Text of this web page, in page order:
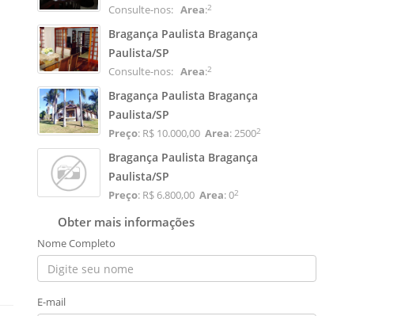
Consulte-nos: Area:2
Bragança Paulista Bragança
Paulista/SP
Consulte-nos: Area:2
Bragança Paulista Bragança
Paulista/SP
Preço: R$ 10.000,00 Area: 25002
Bragança Paulista Bragança
Paulista/SP
Preço: R$ 6.800,00 Area: 02
Obter mais informações
Nome Completo
E-mail